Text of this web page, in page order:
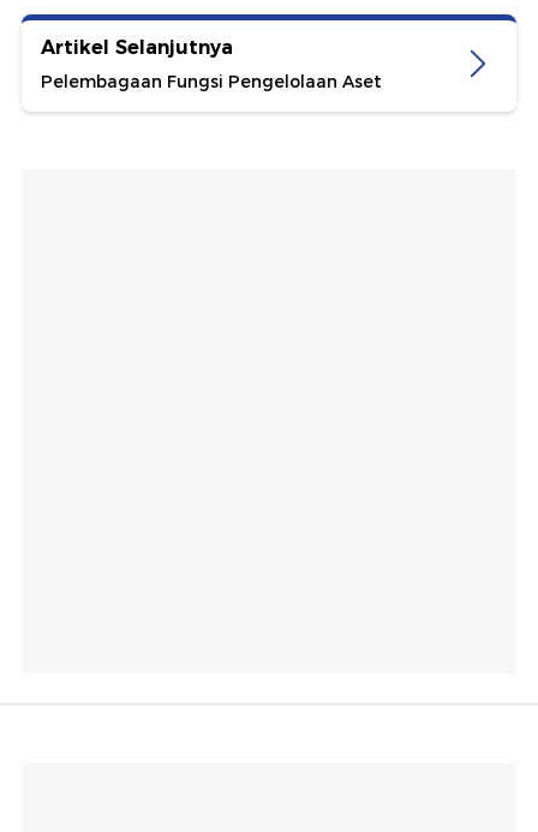
Artikel Selanjutnya
Pelembagaan Fungsi Pengelolaan Aset